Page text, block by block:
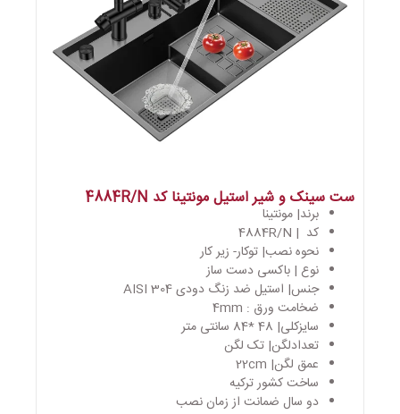
ست سینک و شیر استیل مونتینا کد 4884R/N
برند| مونتینا
کد | 4884R/N
نحوه نصب| توکار- زیر کار
نوع | باکسی دست ساز
جنس| استیل ضد زنگ دودی AISI 304
ضخامت ورق : 4mm
سایزکلی| 48 *84 سانتی متر
تعدادلگن| تک لگن
عمق لگن| 22cm
ساخت کشور ترکیه
دو سال ضمانت از زمان نصب